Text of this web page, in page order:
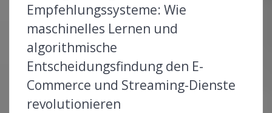
Empfehlungssysteme: Wie
maschinelles Lernen und
algorithmische
Entscheidungsfindung den E-
Commerce und Streaming-Dienste
revolutionieren